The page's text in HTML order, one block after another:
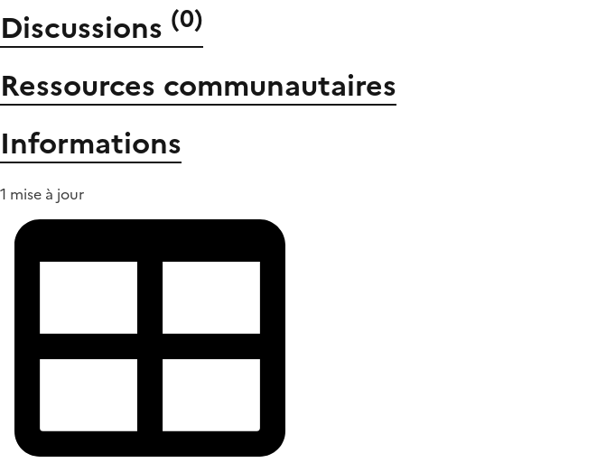
Discussions (0)
Ressources communautaires
Informations
1 mise à jour